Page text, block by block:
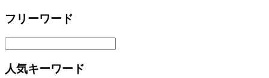
フリーワード
人気キーワード